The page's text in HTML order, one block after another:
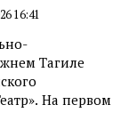
16:41
Тагиле
На первом